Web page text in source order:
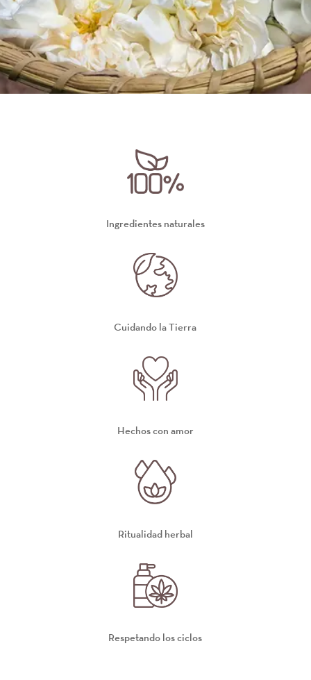
Ingredientes naturales
Cuidando la Tierra
Hechos con amor
Ritualidad herbal
Respetando los ciclos